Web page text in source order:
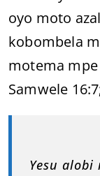
oyo moto
kobombela
motema mpe
Samwele
Yesu alobi